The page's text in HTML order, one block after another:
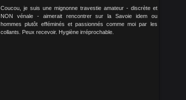
Coucou, je suis une mignonne travestie amateur - discrète et
NON vénale - aimerait rencontrer sur la Savoie idem ou
hommes plutôt efféminés et passionnés comme moi par les
collants. Peux recevoir. Hygiène irréprochable.